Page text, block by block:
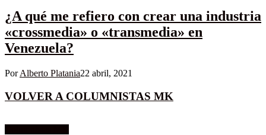
¿A qué me refiero con crear una industria
«crossmedia» o «transmedia» en
Venezuela?
PorAlberto Platania22 abril, 2021
VOLVER A COLUMNISTAS MK